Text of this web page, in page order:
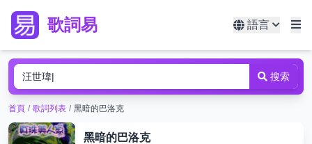
歌詞易 語言
搜索
首頁 / 歌詞列表 / 黑暗的巴洛克
黑暗的巴洛克